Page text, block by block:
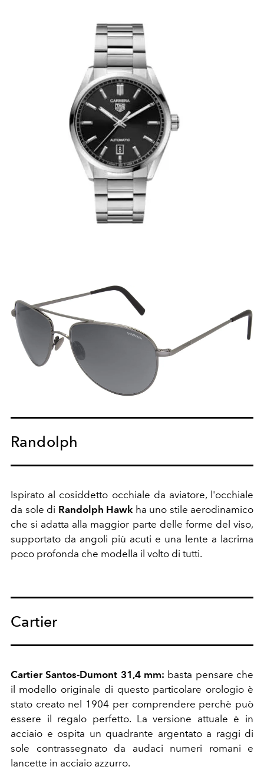
Randolph
Ispirato al cosiddetto occhiale da aviatore, l'occhiale
da sole di Randolph Hawk ha uno stile aerodinamico
che si adatta alla maggior parte delle forme del viso,
supportato da angoli più acuti e una lente a lacrima
poco profonda che modella il volto di tutti.
Cartier
Cartier Santos-Dumont 31,4 mm: basta pensare che
il modello originale di questo particolare orologio è
stato creato nel 1904 per comprendere perchè può
essere il regalo perfetto. La versione attuale è in
acciaio e ospita un quadrante argentato a raggi di
sole contrassegnato da audaci numeri romani e
lancette in acciaio azzurro.